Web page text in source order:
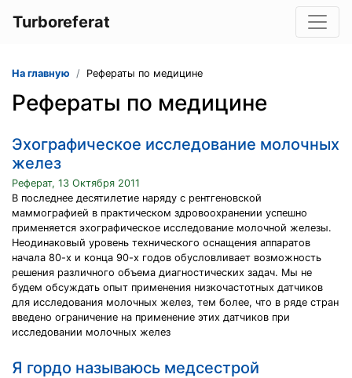
Turboreferat
На главную Рефераты по медицине
Рефераты по медицине
Эхографическое исследование молочных
желез
Реферат, 13 Октября 2011
В последнее десятилетие наряду с рентгеновской
маммографией в практическом здровоохранении успешно
применяется эхографическое исследование молочной железы.
Неодинаковый уровень технического оснащения аппаратов
начала 80-х и конца 90-х годов обусловливает возможность
решения различного объема диагностических задач. Мы не
будем обсуждать опыт применения низкочастотных датчиков
для исследования молочных желез, тем более, что в ряде стран
введено ограничение на применение этих датчиков при
исследовании молочных желез
Я гордо называюсь медсестрой